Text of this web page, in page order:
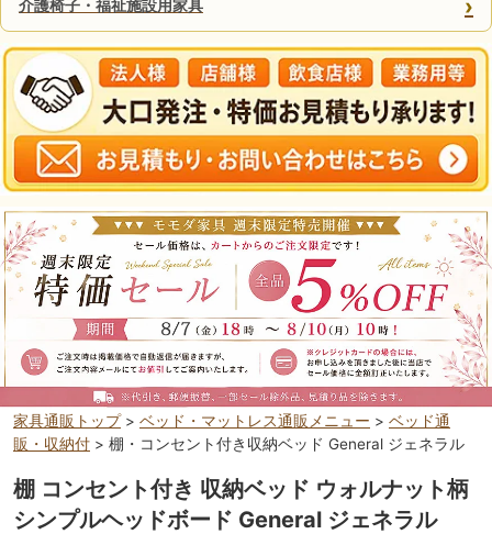
介護椅子・福祉施設用家具 ›
家具通販トップ> ベッド・マットレス通販メニュー > ベッド通
販・収納付 > 棚・コンセント付き収納ベッド General ジェネラル
棚 コンセント付き 収納ベッド ウォルナット柄
シンプルヘッドボード General ジェネラル